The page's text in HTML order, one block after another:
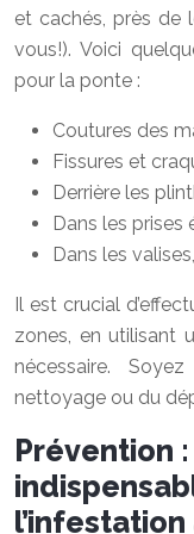
et cachés, près de
vous!). Voici
pour la ponte :
Coutures des
Fissures et
Derrière les
Dans les
Dans les
Il est crucial
zones, en utilisant
nécessaire.
nettoyage ou du
Prévention
l’infestation